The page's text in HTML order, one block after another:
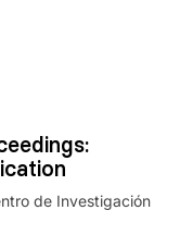
de Investigación